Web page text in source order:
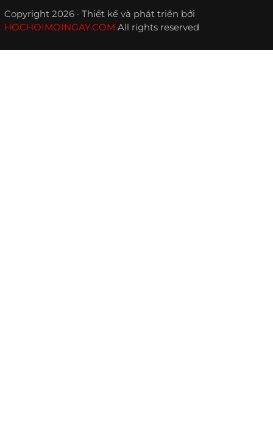
Copyright 2026 · Thiết kế và phát triển bởi
HOCHOIMOINGAY.COM All rights reserved